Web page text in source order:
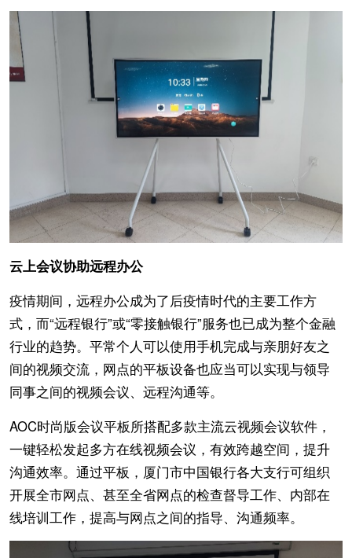
云上会议协助远程办公
疫情期间，远程办公成为了后疫情时代的主要工作方
式，而“远程银行”或“零接触银行”服务也已成为整个金融
行业的趋势。平常个人可以使用手机完成与亲朋好友之
间的视频交流，网点的平板设备也应当可以实现与领导
同事之间的视频会议、远程沟通等。
AOC时尚版会议平板所搭配多款主流云视频会议软件，
一键轻松发起多方在线视频会议，有效跨越空间，提升
沟通效率。通过平板，厦门市中国银行各大支行可组织
开展全市网点、甚至全省网点的检查督导工作、内部在
线培训工作，提高与网点之间的指导、沟通频率。